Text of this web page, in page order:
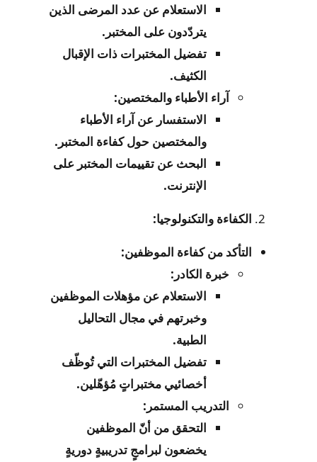
الاستعلام عن عدد المرضى الذين
يتردّدون على المختبر.
تفضيل المختبرات ذات الإقبال
الكثيف.
آراء الأطباء والمختصين:
الاستفسار عن آراء الأطباء
والمختصين حول كفاءة المختبر.
البحث عن تقييمات المختبر على
الإنترنت.
الكفاءة والتكنولوجيا:
التأكد من كفاءة الموظفين:
خبرة الكادر:
الاستعلام عن مؤهلات الموظفين
وخبرتهم في مجال التحاليل
الطبية.
تفضيل المختبرات التي تُوظّف
أخصائيي مختبراتٍ مُؤهّلين.
التدريب المستمر:
التحقق من أنّ الموظفين
يخضعون لبرامجٍ تدريبيةٍ دوريةٍ